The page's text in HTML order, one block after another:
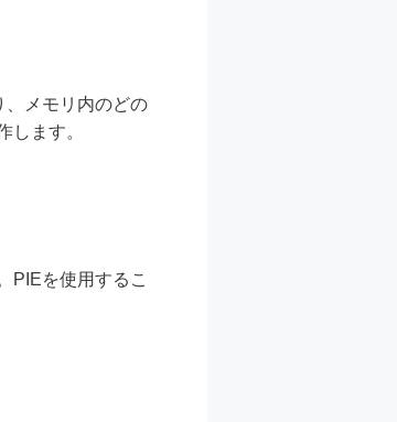
、メモリ内のどの
します。
PIEを使用するこ